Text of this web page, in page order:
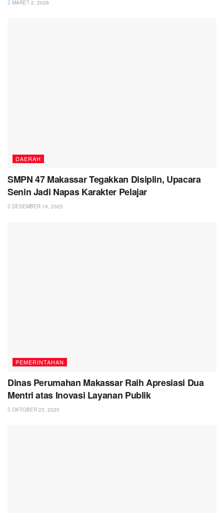
MARET 2, 2026
DAERAH
SMPN 47 Makassar Tegakkan Disiplin, Upacara
Senin Jadi Napas Karakter Pelajar
DESEMBER 19, 2025
PEMERINTAHAN
Dinas Perumahan Makassar Raih Apresiasi Dua
Mentri atas Inovasi Layanan Publik
OKTOBER 25, 2025